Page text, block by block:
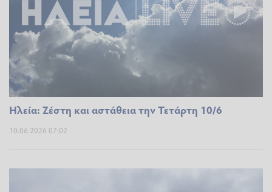
Ηλεία: Ζέστη και αστάθεια την Τετάρτη 10/6
10.06.2026 07:02